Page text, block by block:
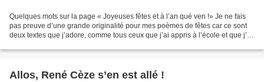
Quelques mots sur la page « Joyeuses fêtes et à l’an qué ven !» Je ne fais
pas preuve d’une grande originalité pour mes poèmes de fêtes car ce sont
deux textes que j’adore, comme tous ceux que j’ai appris à l’école et que j’ai
Allos, René Cèze s’en est allé !